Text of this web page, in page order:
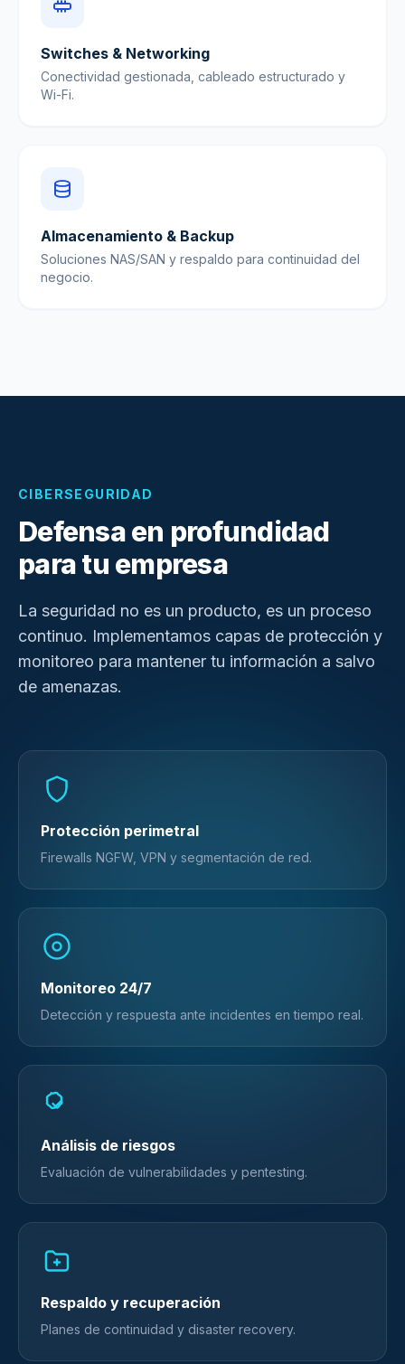
Switches & Networking
Conectividad gestionada, cableado estructurado y
Wi-Fi.
Almacenamiento & Backup
Soluciones NAS/SAN y respaldo para continuidad del
negocio.
CIBERSEGURIDAD
Defensa en profundidad
para tu empresa
La seguridad no es un producto, es un proceso
continuo. Implementamos capas de protección y
monitoreo para mantener tu información a salvo
de amenazas.
Protección perimetral
Firewalls NGFW, VPN y segmentación de red.
Monitoreo 24/7
Detección y respuesta ante incidentes en tiempo real.
Análisis de riesgos
Evaluación de vulnerabilidades y pentesting.
Respaldo y recuperación
Planes de continuidad y disaster recovery.